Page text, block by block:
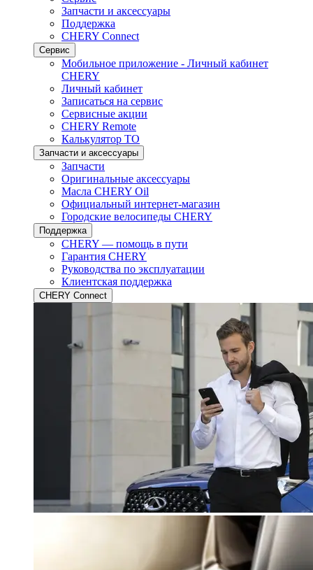
Запчасти и аксессуары
Поддержка
CHERY Connect
Сервис
Мобильное приложение - Личный кабинет
CHERY
Личный кабинет
Записаться на сервис
Сервисные акции
CHERY Remote
Калькулятор ТО
Запчасти и аксессуары
Запчасти
Оригинальные аксессуары
Масла CHERY Oil
Официальный интернет-магазин
Городские велосипеды CHERY
Поддержка
CHERY — помощь в пути
Гарантия CHERY
Руководства по эксплуатации
Клиентская поддержка
CHERY Connect